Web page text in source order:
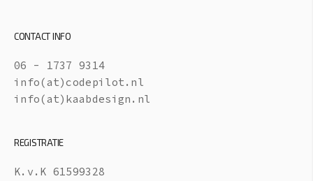
CONTACT INFO
06 - 1737 9314
info(at)codepilot.nl
info(at)kaabdesign.nl
REGISTRATIE
K.v.K 61599328